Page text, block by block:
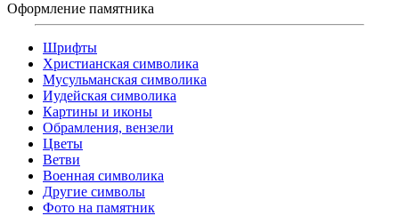
Оформление памятника
Шрифты
Христианская символика
Мусульманская символика
Иудейская символика
Картины и иконы
Обрамления, вензели
Цветы
Ветви
Военная символика
Другие символы
Фото на памятник